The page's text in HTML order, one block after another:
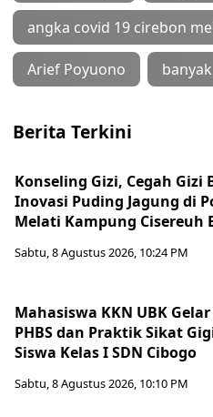
angka covid 19 cirebon
Arief Poyuono
Berita Terkini
Konseling Gizi, Cegah Gizi
Inovasi Puding Jagung di
Melati Kampung Cisereuh
Sabtu, 8 Agustus 2026, 10:24 PM
Mahasiswa KKN UBK
PHBS dan Praktik Sikat
Siswa Kelas I SDN Cibogo
Sabtu, 8 Agustus 2026, 10:10 PM